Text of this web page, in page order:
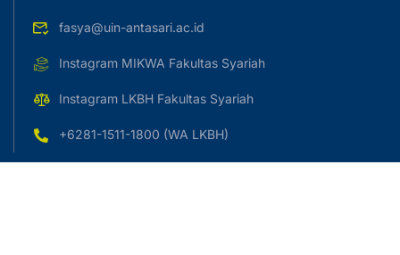
fasya@uin-antasari.ac.id
Instagram MIKWA Fakultas Syariah
Instagram LKBH Fakultas Syariah
+6281-1511-1800 (WA LKBH)